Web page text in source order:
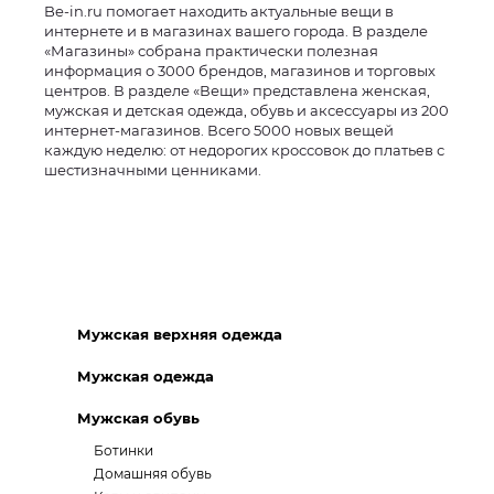
Be-in.ru помогает находить актуальные вещи в
интернете и в магазинах вашего города. В разделе
«Магазины» собрана практически полезная
информация о 3000 брендов, магазинов и торговых
центров. В разделе «Вещи» представлена женская,
мужская и детская одежда, обувь и аксессуары из 200
интернет-магазинов. Всего 5000 новых вещей
каждую неделю: от недорогих кроссовок до платьев с
шестизначными ценниками.
Мужская верхняя одежда
Мужская одежда
Мужская обувь
Ботинки
Домашняя обувь